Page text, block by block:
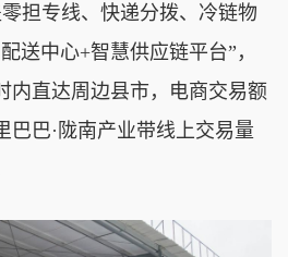
担专线、快递分拨、冷链物
送中心+智慧供应链平台”，
内直达周边县市，电商交易额
巴巴·陇南产业带线上交易量